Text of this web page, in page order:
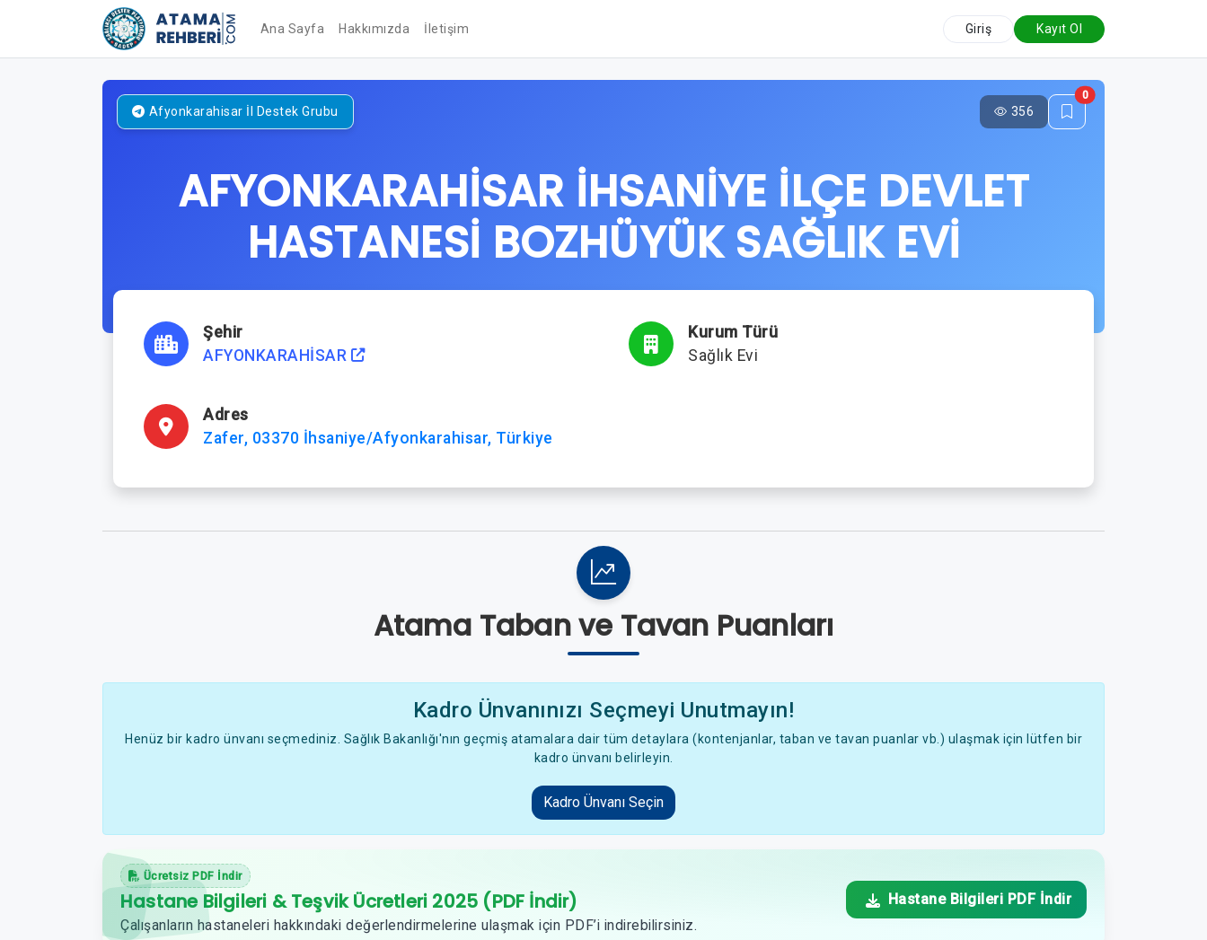
Ana Sayfa Hakkımızda İletişim Giriş Kayıt Ol
AFYONKARAHİSAR İHSANİYE İLÇE DEVLET
HASTANESİ BOZHÜYÜK SAĞLIK EVİ
Afyonkarahisar İl Destek Grubu 356
0
Şehir
AFYONKARAHİSAR
Kurum Türü
Sağlık Evi
Adres
Zafer, 03370 İhsaniye/Afyonkarahisar, Türkiye
Atama Taban ve Tavan Puanları
Kadro Ünvanınızı Seçmeyi Unutmayın!
Henüz bir kadro ünvanı seçmediniz. Sağlık Bakanlığı'nın geçmiş atamalara dair tüm detaylara (kontenjanlar, taban ve tavan puanlar vb.) ulaşmak için lütfen bir
kadro ünvanı belirleyin.
Kadro Ünvanı Seçin
Ücretsiz PDF İndir
Hastane Bilgileri & Teşvik Ücretleri 2025 (PDF İndir)
Çalışanların hastaneleri hakkındaki değerlendirmelerine ulaşmak için PDF’i indirebilirsiniz.
Hastane Bilgileri PDF İndir